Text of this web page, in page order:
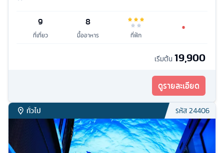
9
ที่เที่ยว
8
มื้ออาหาร ที่พัก
เริ่มต้น 19,900
ดูรายละเอียด
ทั่วไป รหัส24406